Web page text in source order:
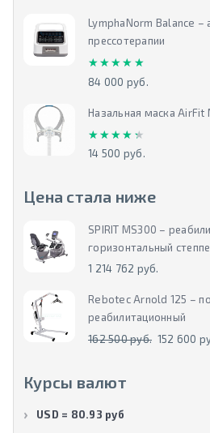
LymphaNorm Balance –
прессотерапии
★★★★★
★★★★★
84 000 руб.
Назальная маска AirFit
★★★★★
★★★★★
14 500 руб.
Цена стала ниже
SPIRIT MS300 –
горизонтальный
1 214 762 руб.
Rebotec Arnold 125 –
реабилитационный
162 500 руб. 152 600
Курсы валют
USD = 80.93 руб